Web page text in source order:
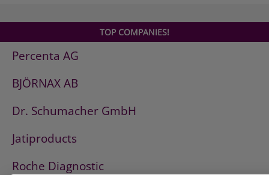
Isolatorprofil für Fassade
Klebeband
Reiniger und Verdünner
SCHÜCO Dicht+
Gleit-Spray
Gleitfett
Gleitpolymer
Gleitpolymer-Spray
Haftreiniger
TOP COMPANIES!
Percenta AG
BJÖRNAX AB
Dr. Schumacher GmbH
Jatiproducts
Roche Diagnostic